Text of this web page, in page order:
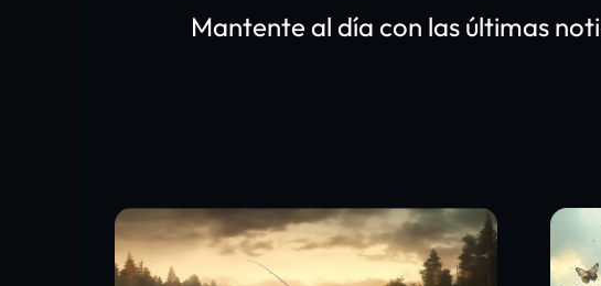
Mantente al día con las últimas